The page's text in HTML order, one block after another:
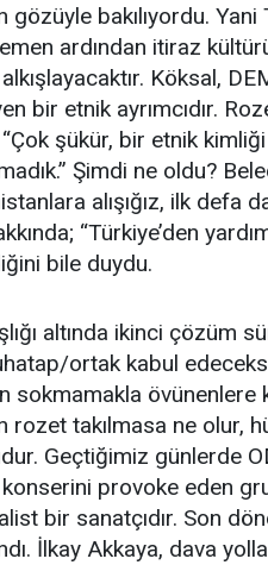
gözüyle bakılıyordu. Yani
ardından itiraz
Köksal,
bir etnik ayrımcıdır.
şükür, bir etnik
Şimdi ne oldu?
alışığız, ilk defa
“Türkiye’den
bile duydu.
altında ikinci çözüm
ortak kabul
sokmamakla övünenlere
rozet takılmasa ne olur,
Geçtiğimiz günlerde
provoke eden
bir sanatçıdır. Son
İlkay Akkaya, dava